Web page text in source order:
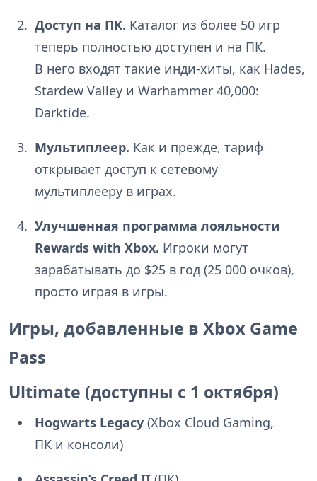
Доступ на ПК. Каталог из более 50 игр
теперь полностью доступен и на ПК.
В него входят такие инди-хиты, как Hades,
Stardew Valley и Warhammer 40,000:
Darktide.
Мультиплеер. Как и прежде, тариф
открывает доступ к сетевому
мультиплееру в играх.
Улучшенная программа лояльности
Rewards with Xbox. Игроки могут
зарабатывать до $25 в год (25 000 очков),
просто играя в игры.
Игры, добавленные в Xbox Game
Pass
Ultimate (доступны с 1 октября)
Hogwarts Legacy (Xbox Cloud Gaming,
ПК и консоли)